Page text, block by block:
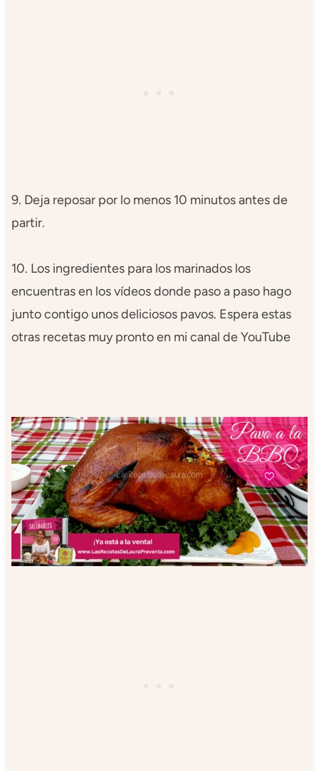
9. Deja reposar por lo menos 10 minutos antes de
partir.
10. Los ingredientes para los marinados los
encuentras en los vídeos donde paso a paso hago
junto contigo unos deliciosos pavos. Espera estas
otras recetas muy pronto en mi canal de YouTube